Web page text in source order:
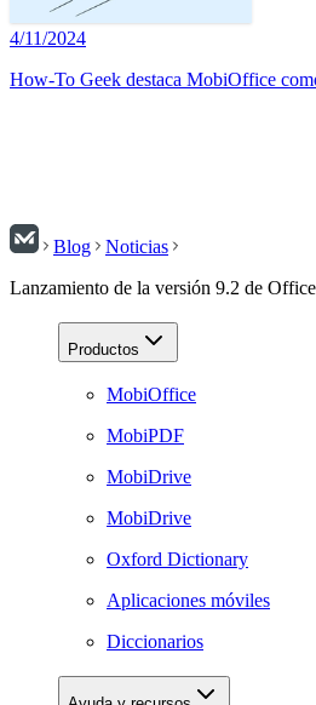
4/11/2024
How-To Geek destaca MobiOffice
Blog
Noticias
Lanzamiento de la versión 9.2 de
Productos
MobiOffice
MobiPDF
MobiDrive
MobiDrive
Oxford Dictionary
Aplicaciones móviles
Diccionarios